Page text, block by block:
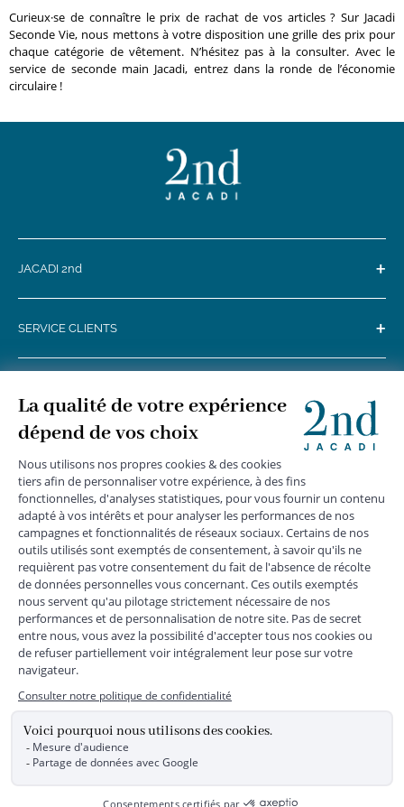
Curieux·se de connaître le prix de rachat de vos articles ? Sur Jacadi
Seconde Vie, nous mettons à votre disposition une grille des prix pour
chaque catégorie de vêtement. N’hésitez pas à la consulter. Avec le
service de seconde main Jacadi, entrez dans la ronde de l’économie
circulaire !
JACADI 2nd +
SERVICE CLIENTS +
MENTIONS LÉGALES
DONNÉES PERSONNELLES
*Livraison express gratuite en point relais dès 59 € et à domicile dès 150
€ vers la France Métropolitaine
Les données collectées par la société JACADI, responsable
du traitement, sont nécessaires à l'envoi de newsletters, à la
création de compte, pour le traitement, le suivi et la livraison
de votre commande, ainsi que pour le suivi de votre
adhésion au programme fidélité. Conformément au
Règlement Européen 2016/679 du 27 avril 2016 sur la
protection des données personnelles, vous bénéficiez d'un
rectification, d'opposition, d'effacement, de portabilité ou de
limitation aux traitements de données vous concernant.
Vous pouvez exercer vos droits en écrivant à JACADI –
Service Clients – 2/10 Rue Chaptal, 92300 LEVALLOIS-